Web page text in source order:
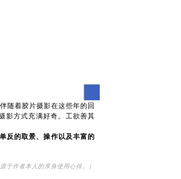
随着胶片摄影在这些年的回
影方式充满好奇。工欲善其
单反的取景、操作以及丰富的
于作者本人的亲身使用心得。）